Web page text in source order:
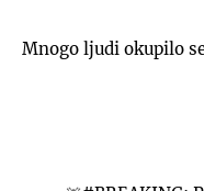
Mnogo ljudi okupilo